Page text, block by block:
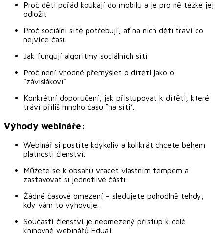
Proč děti pořád koukají do mobilu a je pro ně těžké jej
odložit
Proč sociální sítě potřebují, ať na nich děti tráví co
nejvíce času
Jak fungují algoritmy sociálních sítí
Proč není vhodné přemýšlet o dítěti jako o
"závislákovi"
Konkrétní doporučení, jak přistupovat k dítěti, které
tráví příliš mnoho času “na síti”.
Výhody webináře:
Webinář si pustíte kdykoliv a kolikrát chcete během
platnosti členství.
Můžete se k obsahu vracet vlastním tempem a
zastavovat si jednotlivé části.
Žádné časové omezení – sledujete pohodlně tehdy,
kdy vám to vyhovuje.
Součástí členství je neomezený přístup k celé
knihovně webinářů Eduall.